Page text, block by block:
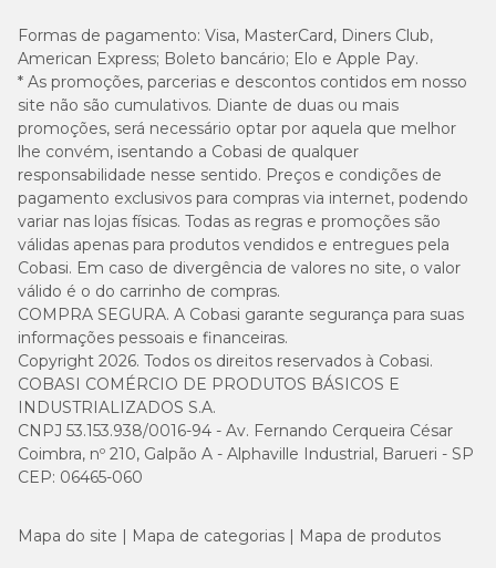
Formas de pagamento: Visa, MasterCard, Diners Club,
American Express; Boleto bancário; Elo e Apple Pay.
* As promoções, parcerias e descontos contidos em nosso
site não são cumulativos. Diante de duas ou mais
promoções, será necessário optar por aquela que melhor
lhe convém, isentando a Cobasi de qualquer
responsabilidade nesse sentido. Preços e condições de
pagamento exclusivos para compras via internet, podendo
variar nas lojas físicas. Todas as regras e promoções são
válidas apenas para produtos vendidos e entregues pela
Cobasi. Em caso de divergência de valores no site, o valor
válido é o do carrinho de compras.
COMPRA SEGURA. A Cobasi garante segurança para suas
informações pessoais e financeiras.
Copyright 2026. Todos os direitos reservados à Cobasi.
COBASI COMÉRCIO DE PRODUTOS BÁSICOS E
INDUSTRIALIZADOS S.A.
CNPJ 53.153.938/0016-94 - Av. Fernando Cerqueira César
Coimbra, nº 210, Galpão A - Alphaville Industrial, Barueri - SP
CEP: 06465-060
Mapa do site Mapa de categorias Mapa de produtos